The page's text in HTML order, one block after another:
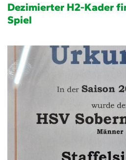
Dezimierter H2-Kader
Spiel